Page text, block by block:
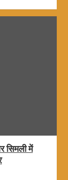
सिमली में